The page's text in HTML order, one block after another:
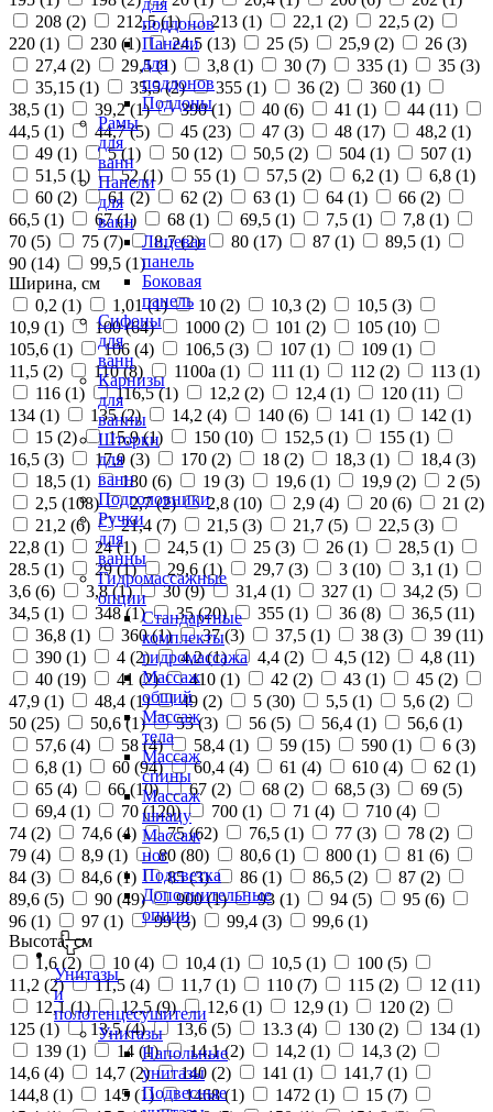
для
поддонов
Панели
для
поддонов
Поддоны
Рамы
для
ванн
Панели
для
ванн
Лицевая
панель
Боковая
панель
Сифоны
для
ванн
Карнизы
для
ванны
Шторки
для
ванн
Подголовники
Ручки
для
ванны
Гидромассажные
опции
Стандартные
комплекты
гидромассажа
Массаж
общий
Массаж
тела
Массаж
спины
Массаж
шиацу
Массаж
ног
Подсветка
Дополнительные
опции
Унитазы
и
полотенцесушители
Унитазы
Напольные
унитазы
Подвесные
208 (2) 212,5 (1) 213 (1) 22,1 (2) 22,5 (2)
220 (1) 230 (1) 24,5 (13) 25 (5) 25,9 (2) 26 (3)
27,4 (2) 29,5 (1) 3,8 (1) 30 (7) 335 (1) 35 (3)
35,15 (1) 35,5 (2) 355 (1) 36 (2) 360 (1)
38,5 (1) 39,2 (1) 390 (1) 40 (6) 41 (1) 44 (11)
44,5 (1) 44,7 (5) 45 (23) 47 (3) 48 (17) 48,2 (1)
49 (1) 5 (1) 50 (12) 50,5 (2) 504 (1) 507 (1)
51,5 (1) 52 (1) 55 (1) 57,5 (2) 6,2 (1) 6,8 (1)
60 (2) 61 (2) 62 (2) 63 (1) 64 (1) 66 (2)
66,5 (1) 67 (1) 68 (1) 69,5 (1) 7,5 (1) 7,8 (1)
70 (5) 75 (7) 8,7 (2) 80 (17) 87 (1) 89,5 (1)
90 (14) 99,5 (1)
Ширина, см
0,2 (1) 1,01 (1) 10 (2) 10,3 (2) 10,5 (3)
10,9 (1) 100 (64) 1000 (2) 101 (2) 105 (10)
105,6 (1) 106 (4) 106,5 (3) 107 (1) 109 (1)
11,5 (2) 110 (8) 1100а (1) 111 (1) 112 (2) 113 (1)
116 (1) 116,5 (1) 12,2 (2) 12,4 (1) 120 (11)
134 (1) 135 (2) 14,2 (4) 140 (6) 141 (1) 142 (1)
15 (2) 15,9 (1) 150 (10) 152,5 (1) 155 (1)
16,5 (3) 17,9 (3) 170 (2) 18 (2) 18,3 (1) 18,4 (3)
18,5 (1) 180 (6) 19 (3) 19,6 (1) 19,9 (2) 2 (5)
2,5 (108) 2,7 (2) 2,8 (10) 2,9 (4) 20 (6) 21 (2)
21,2 (6) 21,4 (7) 21,5 (3) 21,7 (5) 22,5 (3)
22,8 (1) 24 (1) 24,5 (1) 25 (3) 26 (1) 28,5 (1)
28.5 (1) 29 (1) 29,6 (1) 29,7 (3) 3 (10) 3,1 (1)
3,6 (6) 3,8 (1) 30 (9) 31,4 (1) 327 (1) 34,2 (5)
34,5 (1) 348 (1) 35 (20) 355 (1) 36 (8) 36,5 (11)
36,8 (1) 360 (1) 37 (3) 37,5 (1) 38 (3) 39 (11)
390 (1) 4 (2) 4,2 (1) 4,4 (2) 4,5 (12) 4,8 (11)
40 (19) 41 (2) 410 (1) 42 (2) 43 (1) 45 (2)
47,9 (1) 48,4 (1) 49 (2) 5 (30) 5,5 (1) 5,6 (2)
50 (25) 50,6 (1) 55 (3) 56 (5) 56,4 (1) 56,6 (1)
57,6 (4) 58 (4) 58,4 (1) 59 (15) 590 (1) 6 (3)
6,8 (1) 60 (94) 60,4 (4) 61 (4) 610 (4) 62 (1)
65 (4) 66 (10) 67 (2) 68 (2) 68,5 (3) 69 (5)
69,4 (1) 70 (120) 700 (1) 71 (4) 710 (4)
74 (2) 74,6 (4) 75 (62) 76,5 (1) 77 (3) 78 (2)
79 (4) 8,9 (1) 80 (80) 80,6 (1) 800 (1) 81 (6)
84 (3) 84,6 (1) 85 (3) 86 (1) 86,5 (2) 87 (2)
89,6 (5) 90 (49) 900 (1) 93 (1) 94 (5) 95 (6)
96 (1) 97 (1) 99 (3) 99,4 (3) 99,6 (1)
Высота, см
1,6 (2) 10 (4) 10,4 (1) 10,5 (1) 100 (5)
11,2 (2) 11,5 (4) 11,7 (1) 110 (7) 115 (2) 12 (11)
12,1 (1) 12,5 (9) 12,6 (1) 12,9 (1) 120 (2)
125 (1) 13,5 (4) 13,6 (5) 13.3 (4) 130 (2) 134 (1)
139 (1) 14 (1) 14,1 (2) 14,2 (1) 14,3 (2)
14,6 (4) 14,7 (2) 140 (2) 141 (1) 141,7 (1)
144,8 (1) 145 (1) 1468 (1) 1472 (1) 15 (7)